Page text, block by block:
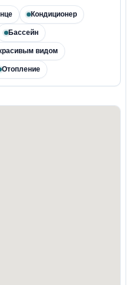
Кондиционер
Бассейн
видом
Отопление